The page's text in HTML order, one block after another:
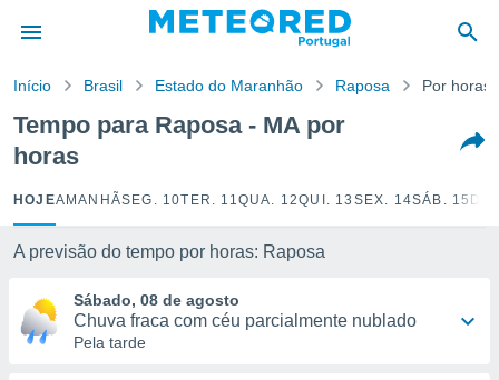
da
foi
para
fornecidas
a este
e
Início Brasil Estado do Maranhão Raposa Por horas
Tempo para Raposa - MA por
horas
HOJEAMANHÃSEG. 10TER. 11QUA. 12QUI. 13 SEX. 14SÁB. 15
A previsão do tempo por horas: Raposa
Sábado, 08 de agosto
Chuva fraca com céu parcialmente nublado
Pela tarde